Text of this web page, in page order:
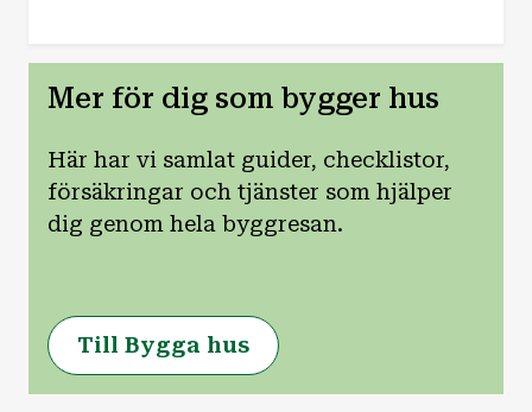
Mer för dig som bygger hus
Här har vi samlat guider, checklistor,
försäkringar och tjänster som hjälper
dig genom hela byggresan.
Till Bygga hus